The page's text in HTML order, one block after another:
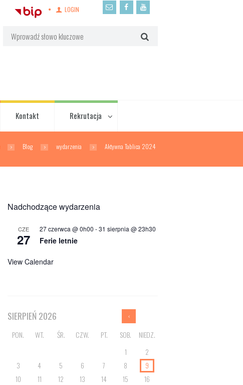
LOGIN
Kontakt Rekrutacja
Blog wydarzenia Aktywna Tablica 2024
Nadchodzące wydarzenia
CZE
27
27 czerwca @ 0h00 -31 sierpnia @ 23h30
Ferie letnie
View Calendar
SIERPIEŃ 2026
PON. WT. ŚR. CZW. PT. SOB. NIEDZ.
1
2
3
4 5 6 7 8
9
10
11 12 13 14 15
16